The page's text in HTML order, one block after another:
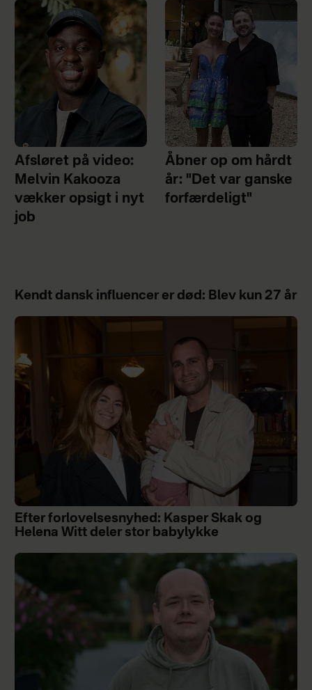
Afsløret på video:
Melvin Kakooza
vækker opsigt i nyt
job
Åbner op om hårdt
år: "Det var ganske
forfærdeligt"
Kendt dansk influencer er død: Blev kun 27 år
Efter forlovelsesnyhed: Kasper Skak og
Helena Witt deler stor babylykke